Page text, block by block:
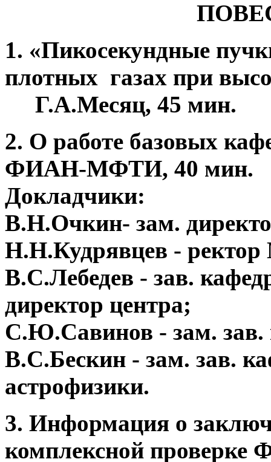
1. «Пикосекундные
плотных газах при
Г.А.Месяц, 45 мин.
2. О работе базовых
ФИАН-МФТИ, 40 мин.
Докладчики:
В.Н.Очкин- зам.
Н.Н.Кудрявцев -
В.С.Лебедев - зав.
директор центра;
С.Ю.Савинов - зам. зав.
В.С.Бескин - зам. зав.
астрофизики.
3. Информация о
комплексной